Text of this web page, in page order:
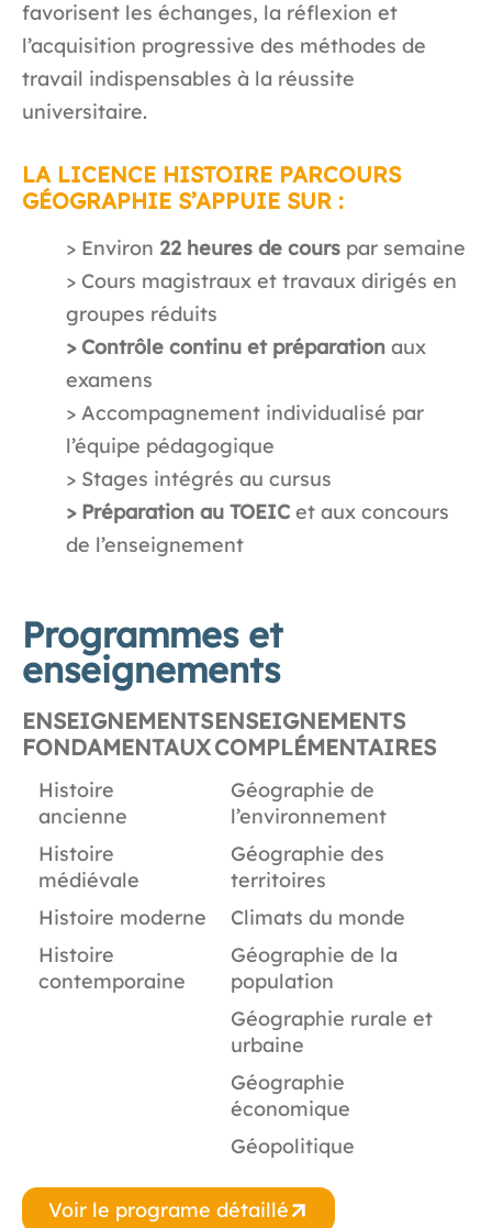
favorisent les échanges, la réflexion et
l’acquisition progressive des méthodes de
travail indispensables à la réussite
universitaire.
LA LICENCE HISTOIRE PARCOURS
GÉOGRAPHIE S’APPUIE SUR :
> Environ 22 heures de cours par semaine
> Cours magistraux et travaux dirigés en
groupes réduits
> Contrôle continu et préparation aux
examens
> Accompagnement individualisé par
l’équipe pédagogique
> Stages intégrés au cursus
> Préparation au TOEIC et aux concours
de l’enseignement
Programmes et
enseignements
ENSEIGNEMENTS
FONDAMENTAUX
Histoire
ancienne
Histoire
médiévale
Histoire moderne
Histoire
contemporaine
ENSEIGNEMENTS
COMPLÉMENTAIRES
Géographie de
l’environnement
Géographie des
territoires
Climats du monde
Géographie de la
population
Géographie rurale et
urbaine
Géographie
économique
Géopolitique
Voir le programe détaillé